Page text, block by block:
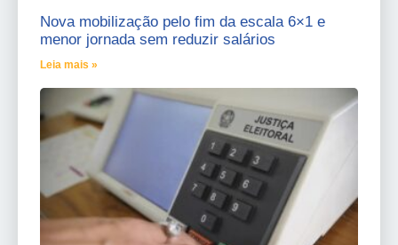
Nova mobilização pelo fim da escala 6×1 e
menor jornada sem reduzir salários
Leia mais »